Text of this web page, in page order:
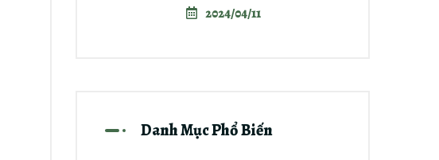
2024/04/11
Danh Mục Phổ Biến